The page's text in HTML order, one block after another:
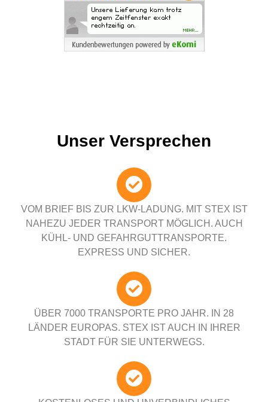
Unser Versprechen
VOM BRIEF BIS ZUR LKW-LADUNG. MIT STEX IST
NAHEZU JEDER TRANSPORT MÖGLICH. AUCH
KÜHL- UND GEFAHRGUTTRANSPORTE.
EXPRESS UND SICHER.
ÜBER 7000 TRANSPORTE PRO JAHR. IN 28
LÄNDER EUROPAS. STEX IST AUCH IN IHRER
STADT FÜR SIE UNTERWEGS.